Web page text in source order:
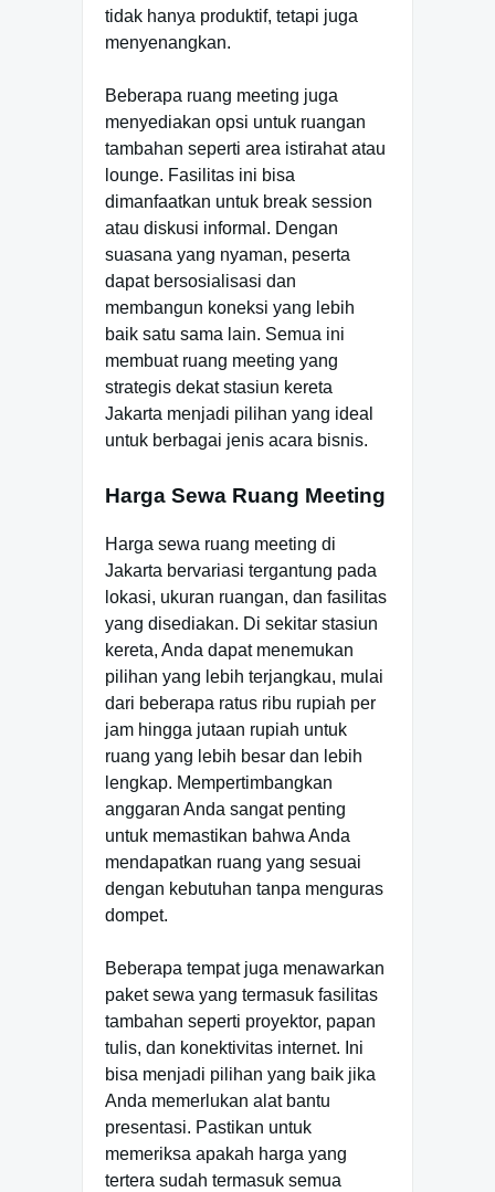
tidak hanya produktif, tetapi juga
menyenangkan.
Beberapa ruang meeting juga
menyediakan opsi untuk ruangan
tambahan seperti area istirahat atau
lounge. Fasilitas ini bisa
dimanfaatkan untuk break session
atau diskusi informal. Dengan
suasana yang nyaman, peserta
dapat bersosialisasi dan
membangun koneksi yang lebih
baik satu sama lain. Semua ini
membuat ruang meeting yang
strategis dekat stasiun kereta
Jakarta menjadi pilihan yang ideal
untuk berbagai jenis acara bisnis.
Harga Sewa Ruang Meeting
Harga sewa ruang meeting di
Jakarta bervariasi tergantung pada
lokasi, ukuran ruangan, dan fasilitas
yang disediakan. Di sekitar stasiun
kereta, Anda dapat menemukan
pilihan yang lebih terjangkau, mulai
dari beberapa ratus ribu rupiah per
jam hingga jutaan rupiah untuk
ruang yang lebih besar dan lebih
lengkap. Mempertimbangkan
anggaran Anda sangat penting
untuk memastikan bahwa Anda
mendapatkan ruang yang sesuai
dengan kebutuhan tanpa menguras
dompet.
Beberapa tempat juga menawarkan
paket sewa yang termasuk fasilitas
tambahan seperti proyektor, papan
tulis, dan konektivitas internet. Ini
bisa menjadi pilihan yang baik jika
Anda memerlukan alat bantu
presentasi. Pastikan untuk
memeriksa apakah harga yang
tertera sudah termasuk semua